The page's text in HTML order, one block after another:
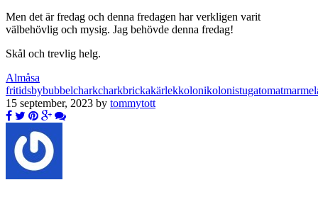
Men det är fredag och denna fredagen har verkligen varit
välbehövlig och mysig. Jag behövde denna fredag!
Skål och trevlig helg.
Almåsa
fritidsbybubbelcharkcharkbrickakärlekkolonikolonistuga
15 september, 2023 by tommytott